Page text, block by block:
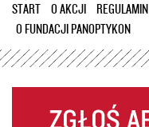
START O AKCJI REGULAMIN
O FUNDACJI PANOPTYKON